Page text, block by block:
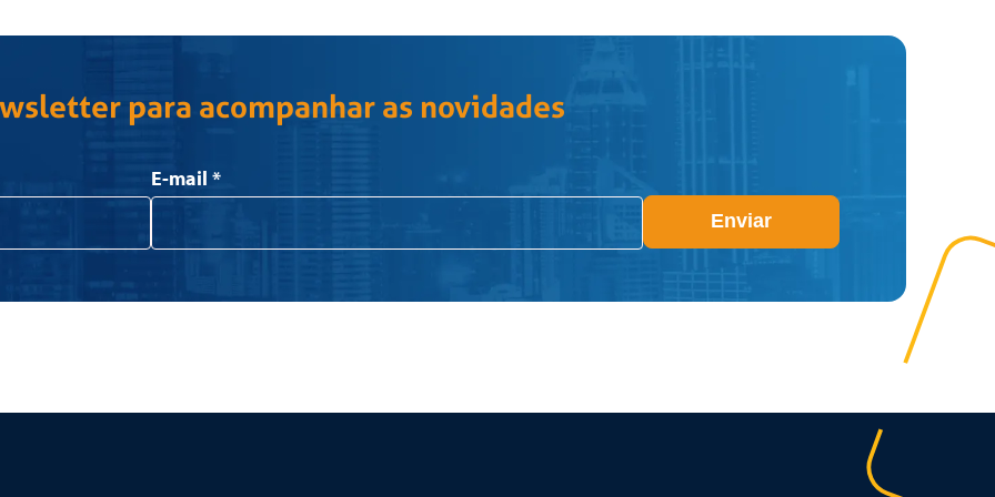
para acompanhar as novidades
E-mail *
Enviar